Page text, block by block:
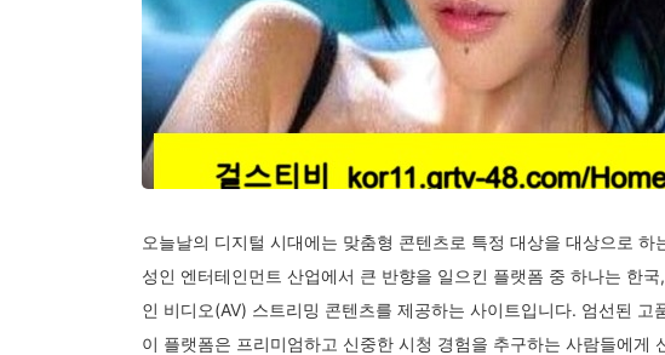
오늘날의 디지털 시대에는 맞춤형 콘텐츠로 특정 대상을 대상으로
성인 엔터테인먼트 산업에서 큰 반향을 일으킨 플랫폼 중 하나는 한
인 비디오(AV) 스트리밍 콘텐츠를 제공하는 사이트입니다. 엄선된
이 플랫폼은 프리미엄하고 신중한 시청 경험을 추구하는 사람들에게